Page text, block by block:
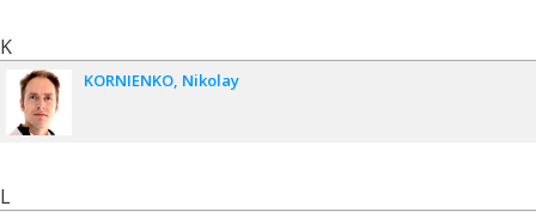
K
KORNIENKO Nikolay
L